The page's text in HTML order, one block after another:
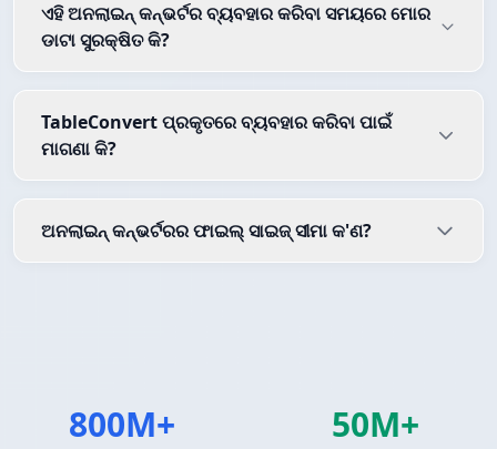
ଏହି ଅନଲାଇନ୍ କନ୍ଭର୍ଟର ବ୍ୟବହାର କରିବା ସମୟରେ ମୋର
ଡାଟା ସୁରକ୍ଷିତ କି?
TableConvert ପ୍ରକୃତରେ ବ୍ୟବହାର କରିବା ପାଇଁ
ମାଗଣା କି?
ଅନଲାଇନ୍ କନ୍ଭର୍ଟରର ଫାଇଲ୍ ସାଇଜ୍ ସୀମା କ'ଣ?
800M+ 50M+